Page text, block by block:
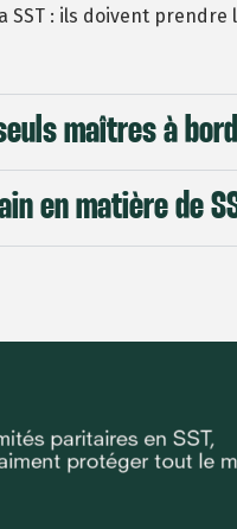
: ils doivent prendre
maîtres à
en matière de